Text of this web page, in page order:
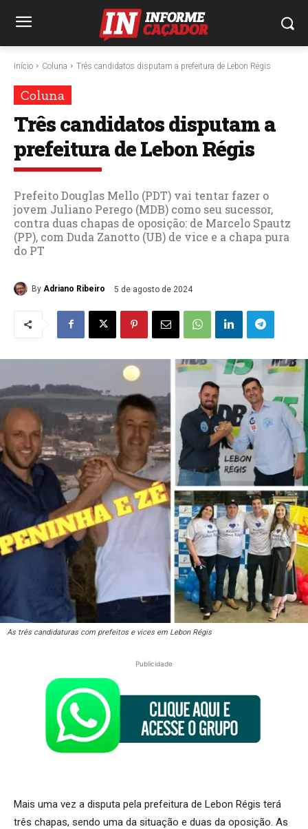
Início Coluna Três candidatos disputam a prefeitura de Lebon Régis
Coluna
Três candidatos disputam a
prefeitura de Lebon Régis
Prefeito Douglas Mello (PDT) vai tentar fazer o
jovem Juliano Perego (MDB) como seu sucessor,
contra duas chapas de oposição: de Marcelo Spautz
(PP), com Duda Zanotto (UB) de vice e a chapa pura
do PT
By Adriano Ribeiro 5 de agosto de 2024
As três candidaturas com prefeitos e vices em Lebon Régis
Publicidade
Mais uma vez a disputa pela prefeitura de Lebon Régis terá
três chapas, sendo uma da situação e duas da oposição. As